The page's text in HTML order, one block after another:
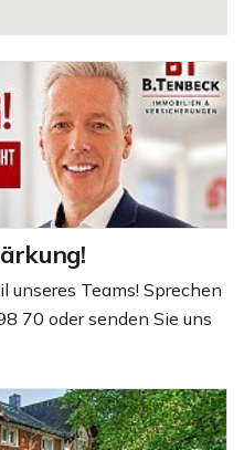
unseres Teams! Sprechen
70 oder senden Sie uns